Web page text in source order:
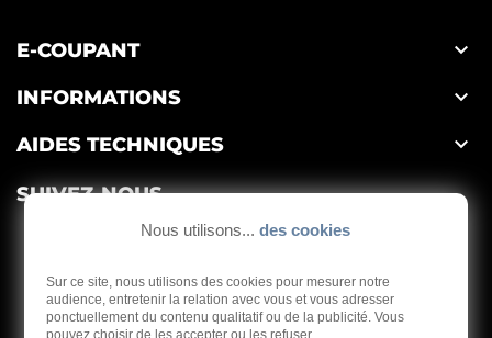
E-COUPANT 
INFORMATIONS 
AIDES TECHNIQUES 
SUIVEZ-NOUS
Nous utilisons... des cookies
Sur ce site, nous utilisons des cookies pour mesurer notre
audience, entretenir la relation avec vous et vous adresser
ponctuellement du contenu qualitatif ou de la publicité. Vous
pouvez choisir de les accepter ou les refuser.